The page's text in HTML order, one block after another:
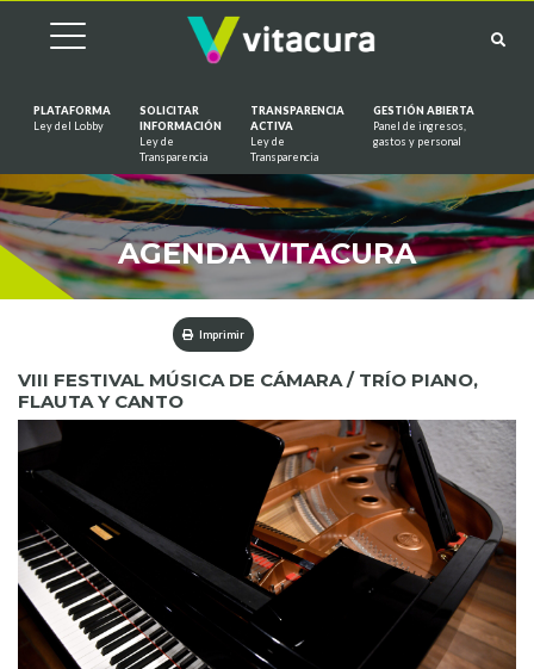
PLATAFORMA
Ley del Lobby
SOLICITAR
INFORMACIÓN
Ley de
Transparencia
TRANSPARENCIA
ACTIVA
Ley de
Transparencia
GESTIÓN ABIERTA
Panel de ingresos,
gastos y personal
AGENDA VITACURA
Imprimir
VIII FESTIVAL MÚSICA DE CÁMARA / TRÍO PIANO,
FLAUTA Y CANTO